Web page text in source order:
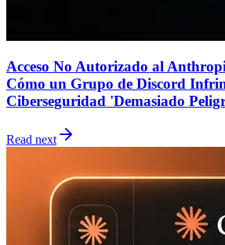
Acceso No Autorizado al
Cómo un Grupo de Discord
Ciberseguridad 'Demasiado
Read next